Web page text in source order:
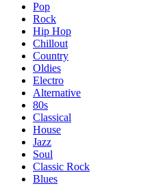
Pop
Rock
Hip Hop
Chillout
Country
Oldies
Electro
Alternative
80s
Classical
House
Jazz
Soul
Classic Rock
Blues